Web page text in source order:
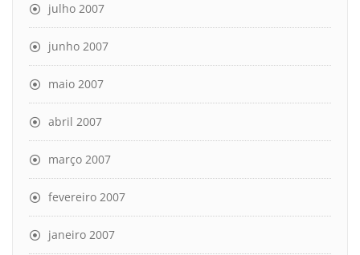
julho 2007
junho 2007
maio 2007
abril 2007
março 2007
fevereiro 2007
janeiro 2007